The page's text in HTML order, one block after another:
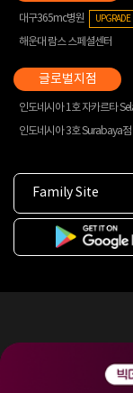
대구365mc병원 UPGRADE
해운대 람스 스페셜센터
인도네시아 1호 자카르타
인도네시아 3호 Surabaya점
Family Site